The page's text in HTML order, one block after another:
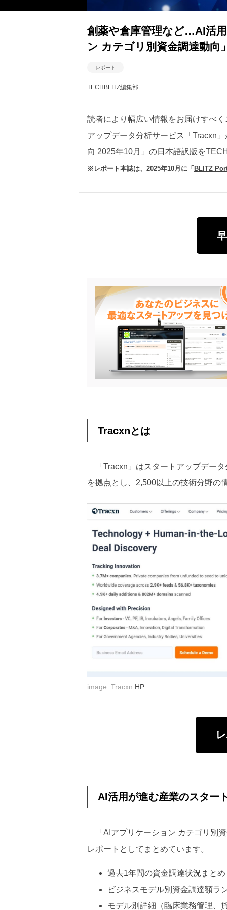
創薬や倉庫管理など…AI活
ン カテゴリ別資金調達動向
レポート
TECHBLITZ編集部
読者により幅広い情報をお届けすべ
アップデータ分析サービス「Tracxn
向 2025年10月」の日本語訳版を
※レポート本誌は、2025年10月に「 BLITZ
Tracxnとは
「Tracxn」はスタートアップデー
を拠点とし、2,500以上の技術分野の
image: Tracxn HP
AI活用が進む産業のスター
「AIアプリケーション カテゴリ別
レポートとしてまとめています。
過去1年間の資金調達状況まと
ビジネスモデル別資金調達額ラ
モデル別詳細（臨床業務管理、